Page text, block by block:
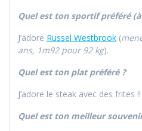
Quel est ton sportif préféré
J’adore Russel Westbrook (
ans, 1m92 pour 92 kg).
Quel est ton plat préféré ?
J’adore le steak avec des frites !!
Quel est ton meilleur